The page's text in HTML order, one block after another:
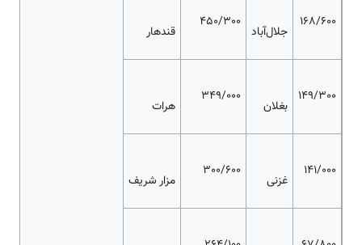
168/600
جلال‌آباد
450/300
قندهار
149/300
بغلان
349/000
هرات
141/000
غزنی
300/600
مزار شریف